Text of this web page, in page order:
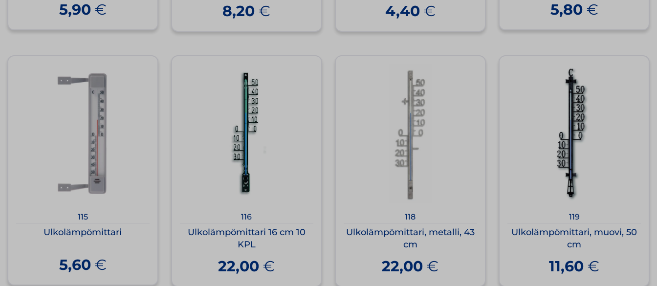
5,90 € 8,20 € 4,40 € 5,80 €
115
Ulkolämpömittari
5,60 €
116
Ulkolämpömittari 16 cm 10
KPL
22,00 €
118
Ulkolämpömittari, metalli, 43
cm
22,00 €
119
Ulkolämpömittari, muovi, 50
cm
11,60 €